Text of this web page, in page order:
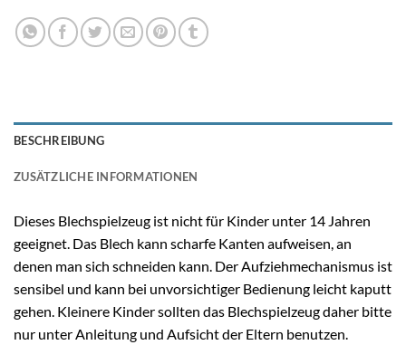
BESCHREIBUNG
ZUSÄTZLICHE INFORMATIONEN
Dieses Blechspielzeug ist nicht für Kinder unter 14 Jahren
geeignet. Das Blech kann scharfe Kanten aufweisen, an
denen man sich schneiden kann. Der Aufziehmechanismus ist
sensibel und kann bei unvorsichtiger Bedienung leicht kaputt
gehen. Kleinere Kinder sollten das Blechspielzeug daher bitte
nur unter Anleitung und Aufsicht der Eltern benutzen.